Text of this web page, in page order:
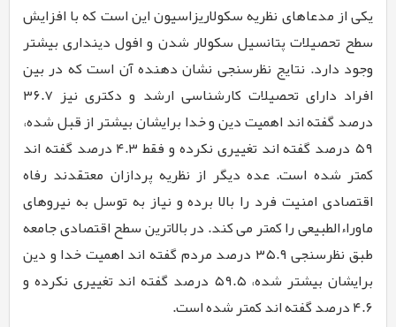
یکی از مدعاهای نظریه سکولاریزاسیون این است که با افزایش
سطح تحصیلات پتانسیل سکولار شدن و افول دینداری بیشتر
وجود دارد. نتایج نظرسنجی نشان دهنده آن است که در بین
افراد دارای تحصیلات کارشناسی ارشد و دکتری نیز ۳۶.۷
درصد گفته اند اهمیت دین و خدا برایشان بیشتر از قبل شده،
۵۹ درصد گفته اند تغییری نکرده و فقط ۴.۳ درصد گفته اند
کمتر شده است. عده دیگر از نظریه پردازان معتقدند رفاه
اقتصادی امنیت فرد را بالا برده و نیاز به توسل به نیروهای
ماوراءالطبیعی را کمتر می کند. در بالاترین سطح اقتصادی جامعه
طبق نظرسنجی ۳۵.۹ درصد مردم گفته اند اهمیت خدا و دین
برایشان بیشتر شده، ۵۹.۵ درصد گفته اند تغییری نکرده و
۴.۶ درصد گفته اند کمتر شده است.